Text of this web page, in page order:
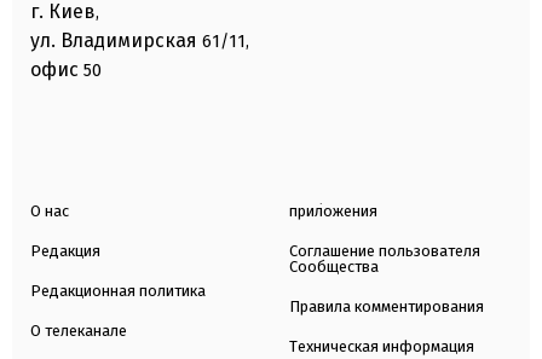
г. Киев,
ул. Владимирская 61/11,
офис 50
О нас
Редакция
Редакционная политика
О телеканале
приложения
Соглашение пользователя
Сообщества
Правила комментирования
Техническая информация